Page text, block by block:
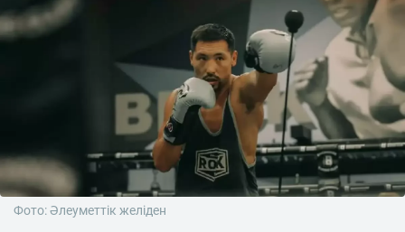
Фото: Әлеуметтік желіден